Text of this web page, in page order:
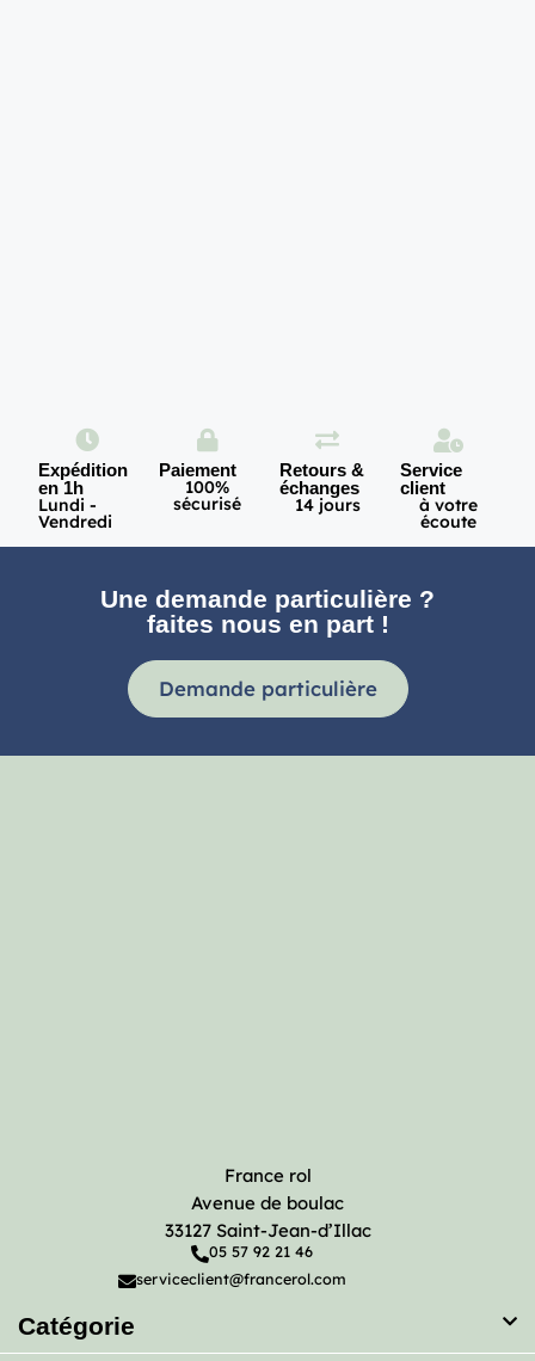
Expédition
en 1h
Lundi -
Vendredi
Paiement
100%
sécurisé
Retours &
échanges
14 jours
Service
client
à votre
écoute
Une demande particulière ?
faites nous en part !
Demande particulière
France rol
Avenue de boulac
33127 Saint-Jean-d’Illac
05 57 92 21 46
serviceclient@francerol.com
Catégorie